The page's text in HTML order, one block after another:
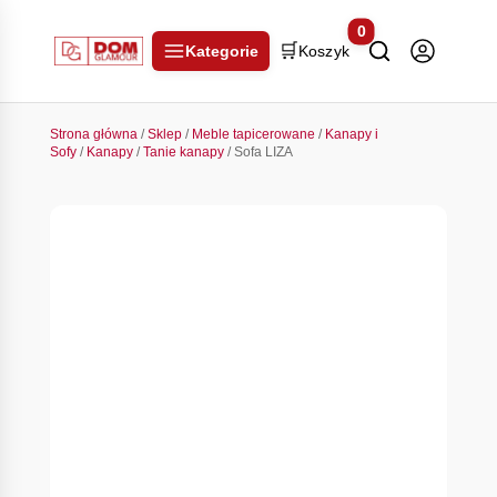
Kategorie 🛒 Koszyk
0
Strona główna/Sklep/ Meble tapicerowane / Kanapy i
Sofy/ Kanapy/Tanie kanapy/ Sofa LIZA